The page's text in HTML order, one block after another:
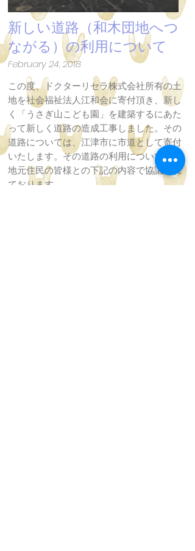
新しい道路（和木団地へつ
ながる）の利用について
February 24, 2018
この度、ドクターリセラ株式会社所有の土
地を社会福祉法人江和会に寄付頂き、新し
く「うさぎ山こども園」を建築するにあた
って新しく道路の造成工事しました。その
道路については、江津市に市道として寄付
いたします。その道路の利用については、
地元住民の皆様との下記の内容で協議され
ております。